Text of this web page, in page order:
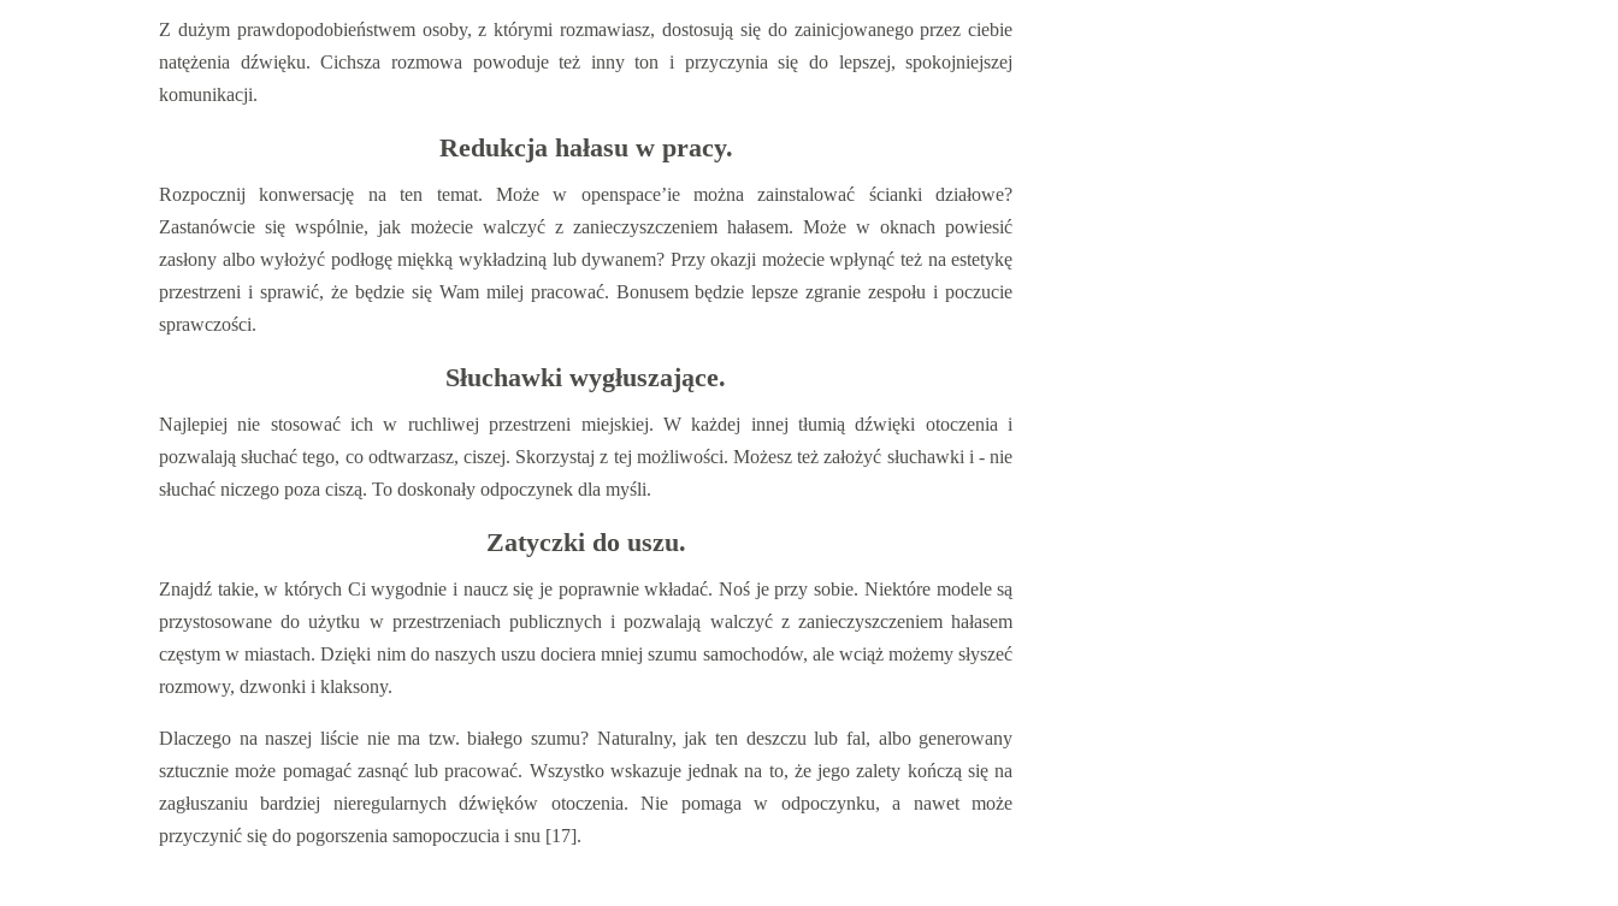
Z dużym prawdopodobieństwem osoby, z którymi rozmawiasz, dostosują się do zainicjowanego przez ciebie
natężenia dźwięku. Cichsza rozmowa powoduje też inny ton i przyczynia się do lepszej, spokojniejszej
komunikacji.
Redukcja hałasu w pracy.
Rozpocznij konwersację na ten temat. Może w openspace’ie można zainstalować ścianki działowe?
Zastanówcie się wspólnie, jak możecie walczyć z zanieczyszczeniem hałasem. Może w oknach powiesić
zasłony albo wyłożyć podłogę miękką wykładziną lub dywanem? Przy okazji możecie wpłynąć też na estetykę
przestrzeni i sprawić, że będzie się Wam milej pracować. Bonusem będzie lepsze zgranie zespołu i poczucie
sprawczości.
Słuchawki wygłuszające.
Najlepiej nie stosować ich w ruchliwej przestrzeni miejskiej. W każdej innej tłumią dźwięki otoczenia i
pozwalają słuchać tego, co odtwarzasz, ciszej. Skorzystaj z tej możliwości. Możesz też założyć słuchawki i - nie
słuchać niczego poza ciszą. To doskonały odpoczynek dla myśli.
Zatyczki do uszu.
Znajdź takie, w których Ci wygodnie i naucz się je poprawnie wkładać. Noś je przy sobie. Niektóre modele są
przystosowane do użytku w przestrzeniach publicznych i pozwalają walczyć z zanieczyszczeniem hałasem
częstym w miastach. Dzięki nim do naszych uszu dociera mniej szumu samochodów, ale wciąż możemy słyszeć
rozmowy, dzwonki i klaksony.
Dlaczego na naszej liście nie ma tzw. białego szumu? Naturalny, jak ten deszczu lub fal, albo generowany
sztucznie może pomagać zasnąć lub pracować. Wszystko wskazuje jednak na to, że jego zalety kończą się na
zagłuszaniu bardziej nieregularnych dźwięków otoczenia. Nie pomaga w odpoczynku, a nawet może
przyczynić się do pogorszenia samopoczucia i snu [17].